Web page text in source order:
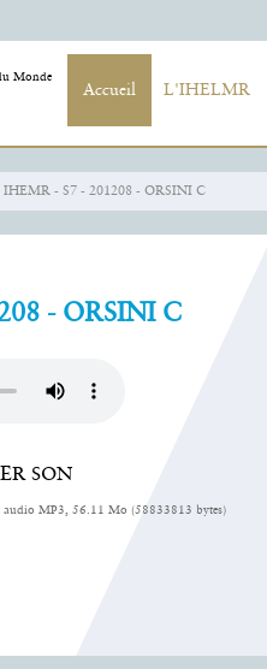
Accueil L'IHELMR
IHEMR - S7 - 201208 - ORSINI C
- ORSINI C
SON
MP3, 56.11 Mo (58833813 bytes)